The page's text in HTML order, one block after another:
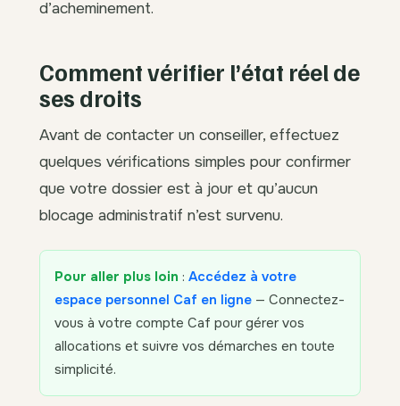
d’acheminement.
Comment vérifier l’état réel de
ses droits
Avant de contacter un conseiller, effectuez
quelques vérifications simples pour confirmer
que votre dossier est à jour et qu’aucun
blocage administratif n’est survenu.
Pour aller plus loin : Accédez à votre
espace personnel Caf en ligne — Connectez-
vous à votre compte Caf pour gérer vos
allocations et suivre vos démarches en toute
simplicité.